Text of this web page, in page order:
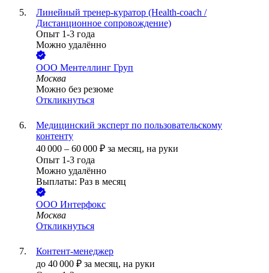
Линейный тренер-куратор (Health-coach /
Дистанционное сопровождение)
Опыт 1-3 года
Можно удалённо
ООО Ментеллинг Груп
Москва
Можно без резюме
Откликнуться
Медицинский эксперт по пользовательскому
контенту
40 000 – 60 000 ₽ за месяц, на руки
Опыт 1-3 года
Можно удалённо
Выплаты: Раз в месяц
ООО Интерфокс
Москва
Откликнуться
Контент-менеджер
до 40 000 ₽ за месяц, на руки